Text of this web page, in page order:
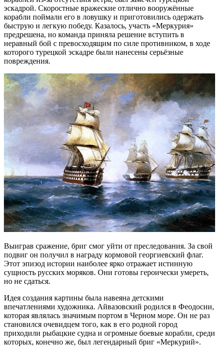
эскадрой. Скоростные вражеские отлично вооружённые
корабли поймали его в ловушку и приготовились одержать
быструю и легкую победу. Казалось, участь «Меркурия»
предрешена, но команда приняла решение вступить в
неравный бой с превосходящим по силе противником, в ходе
которого турецкой эскадре были нанесены серьёзные
повреждения.
Выиграв сражение, бриг смог уйти от преследования. За свой
подвиг он получил в награду кормовой георгиевский флаг.
Этот эпизод истории наиболее ярко отражает истинную
сущность русских моряков. Они готовы героически умереть,
но не сдаться.
Идея создания картины была навеяна детскими
впечатлениями художника. Айвазовский родился в Феодосии,
которая являлась значимым портом в Черном море. Он не раз
становился очевидцем того, как в его родной город
приходили рыбацкие судна и огромные боевые корабли, среди
которых, конечно же, был легендарный бриг «Меркурий».